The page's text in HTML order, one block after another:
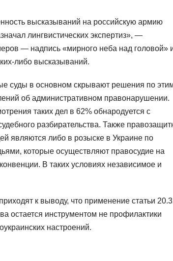
высказываний на российскую армию
лингвистических экспертиз», —
— надпись «мирного неба над головой»
либо высказываний.
суды в основном скрывают решения по
об административном правонарушении.
таких дел в 62% обнародуется с
разбирательства. Также
являются либо в розыске в Украине по
которые осуществляют правосудие на
В таких условиях независимое и
к выводу, что применение статьи
остается инструментом не профилактики
настроений.